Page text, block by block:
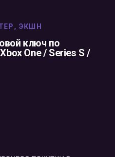
, ЭКШН
ключ по
One / Series S /